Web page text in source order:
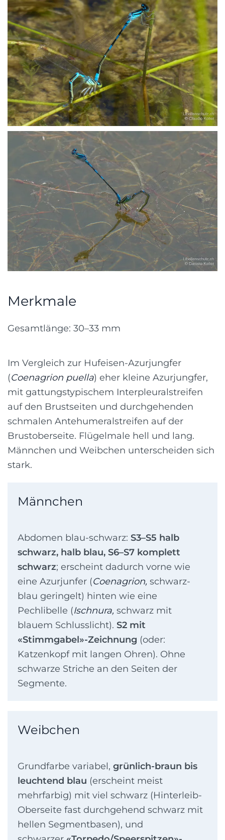
Merkmale
Gesamtlänge: 30–33 mm
Im Vergleich zur Hufeisen-Azurjungfer
(Coenagrion puella) eher kleine Azurjungfer,
mit gattungstypischem Interpleuralstreifen
auf den Brustseiten und durchgehenden
schmalen Antehumeralstreifen auf der
Brustoberseite. Flügelmale hell und lang.
Männchen und Weibchen unterscheiden sich
stark.
Männchen
Abdomen blau-schwarz: S3–S5 halb
schwarz, halb blau, S6–S7 komplett
schwarz; erscheint dadurch vorne wie
eine Azurjunfer (Coenagrion, schwarz-
blau geringelt) hinten wie eine
Pechlibelle (Ischnura, schwarz mit
blauem Schlusslicht). S2 mit
«Stimmgabel»-Zeichnung (oder:
Katzenkopf mit langen Ohren). Ohne
schwarze Striche an den Seiten der
Segmente.
Weibchen
Grundfarbe variabel, grünlich-braun bis
leuchtend blau (erscheint meist
mehrfarbig) mit viel schwarz (Hinterleib-
Oberseite fast durchgehend schwarz mit
hellen Segmentbasen), und